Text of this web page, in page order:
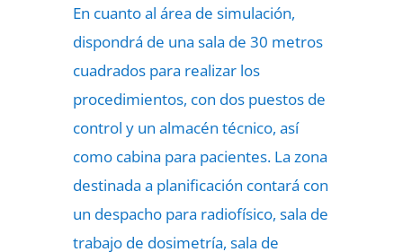
En cuanto al área de simulación,
dispondrá de una sala de 30 metros
cuadrados para realizar los
procedimientos, con dos puestos de
control y un almacén técnico, así
como cabina para pacientes. La zona
destinada a planificación contará con
un despacho para radiofísico, sala de
trabajo de dosimetría, sala de